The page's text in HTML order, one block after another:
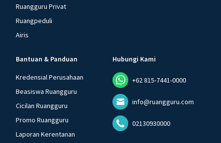
Ruangguru Privat
Ruangpeduli
Airis
Bantuan & Panduan
Kredensial Perusahaan
Beasiswa Ruangguru
Cicilan Ruangguru
Promo Ruangguru
Laporan Kerentanan
Hubungi Kami
+62 815-7441-0000
info@ruangguru.com
02130930000